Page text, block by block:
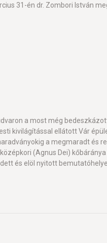
31-én dr. Zombori István
a most még
kivilágítással ellátott Vár
a megmaradt és
(Agnus Dei)
és elöl nyitott